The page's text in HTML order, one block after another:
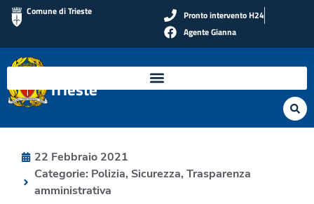
Comune di Trieste
Pronto intervento H24
Agente Gianna
Polizia Locale di
Trieste
22 Febbraio 2021
Categorie: Polizia, Sicurezza, Trasparenza
amministrativa